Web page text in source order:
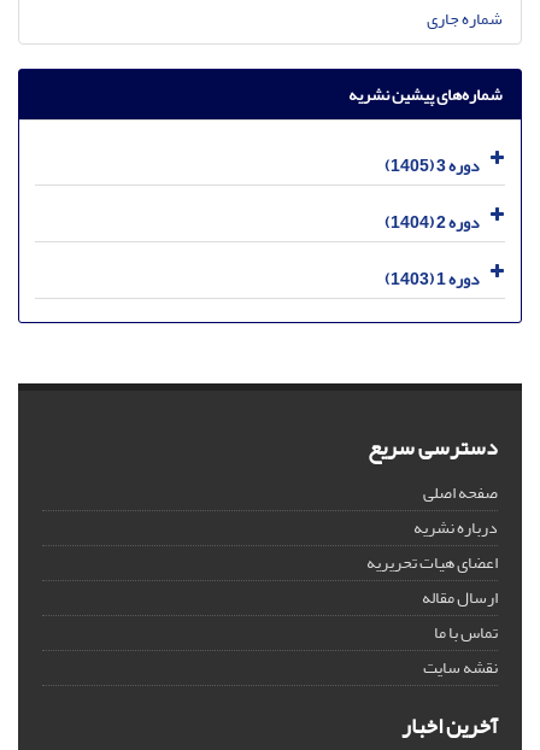
شماره جاری
شماره‌های پیشین نشریه
دوره 3 (1405)
دوره 2 (1404)
دوره 1 (1403)
دسترسی سریع
صفحه اصلی
درباره نشریه
اعضای هیات تحریریه
ارسال مقاله
تماس با ما
نقشه سایت
آخرین اخبار